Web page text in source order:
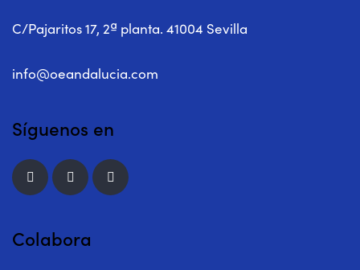
C/Pajaritos 17, 2ª planta. 41004 Sevilla
info@oeandalucia.com
Síguenos en
Colabora